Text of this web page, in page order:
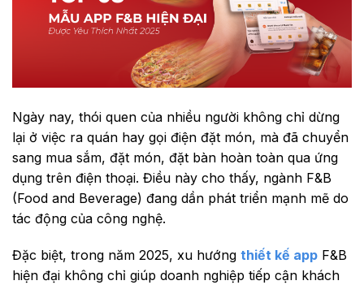
Ngày nay, thói quen của nhiều người không chỉ dừng
lại ở việc ra quán hay gọi điện đặt món, mà đã chuyển
sang mua sắm, đặt món, đặt bàn hoàn toàn qua ứng
dụng trên điện thoại. Điều này cho thấy, ngành F&B
(Food and Beverage) đang dần phát triển mạnh mẽ do
tác động của công nghệ.
Đặc biệt, trong năm 2025, xu hướng thiết kế app F&B
hiện đại không chỉ giúp doanh nghiệp tiếp cận khách